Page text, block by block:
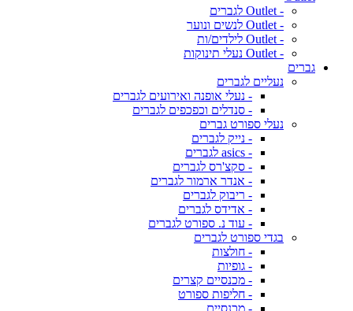
- Outlet לגברים
- Outlet לנשים ונוער
- Outlet לילדים/ות
- Outlet נעלי תינוקות
גברים
נעליים לגברים
- נעלי אופנה ואירועים לגברים
- סנדלים וכפכפים לגברים
נעלי ספורט גברים
- נייק לגברים
- asics לגברים
- סקצ'רס לגברים
- אנדר ארמור לגברים
- ריבוק לגברים
- אדידס לגברים
- עוד נ. ספורט לגברים
בגדי ספורט לגברים
- חולצות
- גופיות
- מכנסיים קצרים
- חליפות ספורט
- מכנסיים